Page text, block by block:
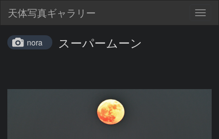
天体写真ギャラリー
nora スーパームーン